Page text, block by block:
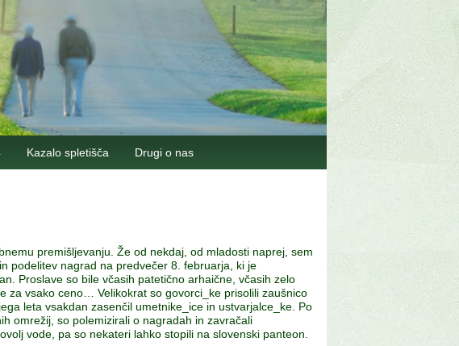
Kazalo spletišča Drugi o nas
premišljevanju. Že od nekdaj, od mladosti naprej, sem
podelitev nagrad na predvečer 8. februarja, ki je
Proslave so bile včasih patetično arhaične, včasih zelo
za vsako ceno… Velikokrat so govorci_ke prisolili zaušnico
leta vsakdan zasenčil umetnike_ice in ustvarjalce_ke. Po
omrežij, so polemizirali o nagradah in zavračali
vode, pa so nekateri lahko stopili na slovenski panteon.